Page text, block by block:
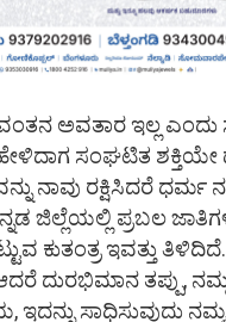
ಅವತಾರ ಇಲ್ಲ ಎಂದು
ಸಂಘಟಿತ ಶಕ್ತಿಯೇ
ನಾವು ರಕ್ಷಿಸಿದರೆ ಧರ್ಮ
ಜಿಲ್ಲೆಯಲ್ಲಿ ಪ್ರಬಲ
ಕುತಂತ್ರ ಇವತ್ತು
ದುರಭಿಮಾನ ತಪ್ಪು,
ಇದನ್ನು ಸಾಧಿಸುವುದು